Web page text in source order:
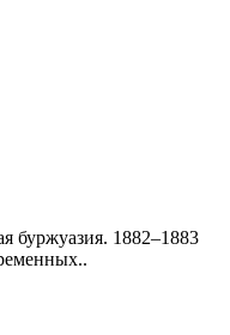
буржуазия. 1882–1883